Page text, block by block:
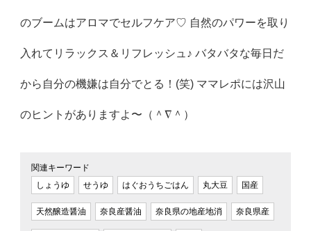
のブームはアロマでセルフケア♡ 自然のパワーを取り
入れてリラックス＆リフレッシュ♪ バタバタな毎日だ
から自分の機嫌は自分でとる！(笑) ママレポには沢山
のヒントがありますよ〜（＾∇＾）
関連キーワード
しょうゆ
せうゆ はぐおうちごはん 丸大豆 国産
天然醸造醤油 奈良産醤油 奈良県の地産地消 奈良県産